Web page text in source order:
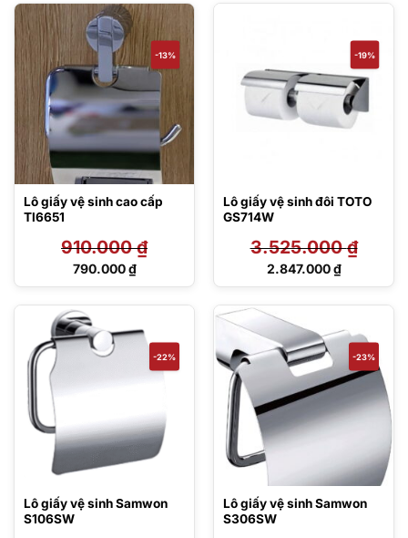
1.700.000 ₫.
tại
là:
1.360.000 ₫.
976.000 ₫.
-13%
Lô giấy vệ sinh cao cấp
Tl6651
910.000₫
Giá
910.000 ₫.
790.000₫
Giá
là:
790.000 ₫.
-19%
Lô giấy vệ sinh đôi TOTO
GS714W
3.525.000₫
Giá
3.525.000 ₫.
2.847.000₫
Giá
là:
2.847.000 ₫.
-22%
Lô giấy vệ sinh Samwon
S106SW
-23%
Lô giấy vệ sinh Samwon
S306SW